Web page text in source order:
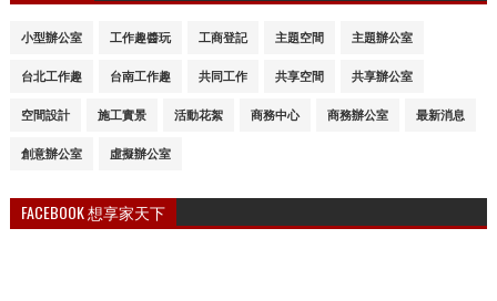
小型辦公室 工作趣醬玩 工商登記 主題空間 主題辦公室
台北工作趣 台南工作趣 共同工作 共享空間 共享辦公室
空間設計 施工實景 活動花絮 商務中心 商務辦公室 最新消息
創意辦公室 虛擬辦公室
FACEBOOK 想享家天下